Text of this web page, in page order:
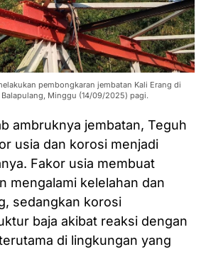
pembongkaran jembatan Kali Erang di
Minggu (14/09/2025) pagi.
ambruknya jembatan, Teguh
usia dan korosi menjadi
Fakor usia membuat
mengalami kelelahan dan
sedangkan korosi
baja akibat reaksi dengan
di lingkungan yang